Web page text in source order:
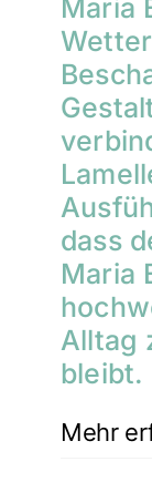
Maria
dass
Maria
Alltag
bleibt.
Mehr